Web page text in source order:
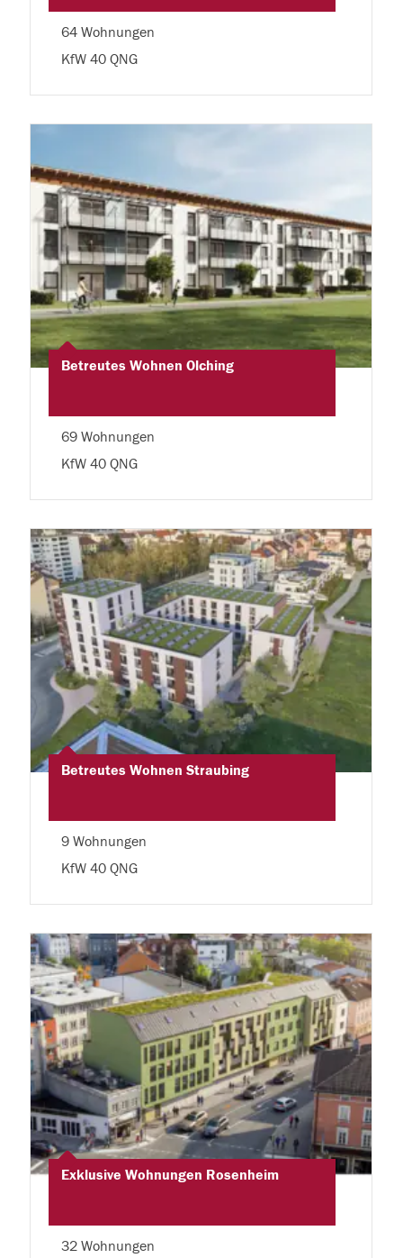
64 Wohnungen
KfW 40 QNG
Betreutes Wohnen Olching
69 Wohnungen
KfW 40 QNG
Betreutes Wohnen Straubing
9 Wohnungen
KfW 40 QNG
Exklusive Wohnungen Rosenheim
32 Wohnungen